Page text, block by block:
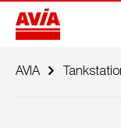
AVIA